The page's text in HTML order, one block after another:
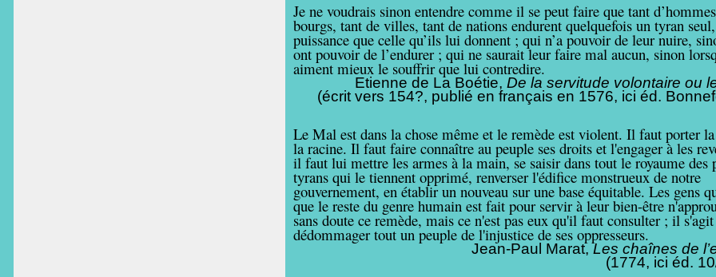
Je ne voudrais sinon entendre comme il se peut faire que tant
bourgs, tant de villes, tant de nations endurent quelquefois un tyran
puissance que celle qu’ils lui donnent ; qui n’a pouvoir de leur nuire,
ont pouvoir de l’endurer ; qui ne saurait leur faire mal aucun, sinon
aiment mieux le souffrir que lui contredire.
Etienne de La Boétie, De la servitude volontaire ou
(écrit vers 154?, publié en français en 1576, ici éd.
Le Mal est dans la chose même et le remède est violent. Il faut porter
la racine. Il faut faire connaître au peuple ses droits et l'engager à les
il faut lui mettre les armes à la main, se saisir dans tout le royaume des
tyrans qui le tiennent opprimé, renverser l'édifice monstrueux de notre
gouvernement, en établir un nouveau sur une base équitable. Les gens
que le reste du genre humain est fait pour servir à leur bien-être
sans doute ce remède, mais ce n'est pas eux qu'il faut consulter ; il
dédommager tout un peuple de l'injustice de ses oppresseurs.
Jean-Paul Marat,Les chaînes de
(1774, ici éd.